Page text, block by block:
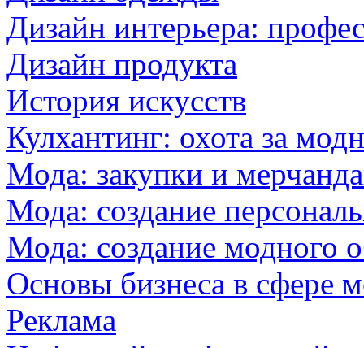
Дизайн интерьера:
Дизайн продукта
История искусств
Кулхантинг: охота за
Мода: закупки и
Мода: создание
Мода: создание модного
Основы бизнеса в сфере
Реклама